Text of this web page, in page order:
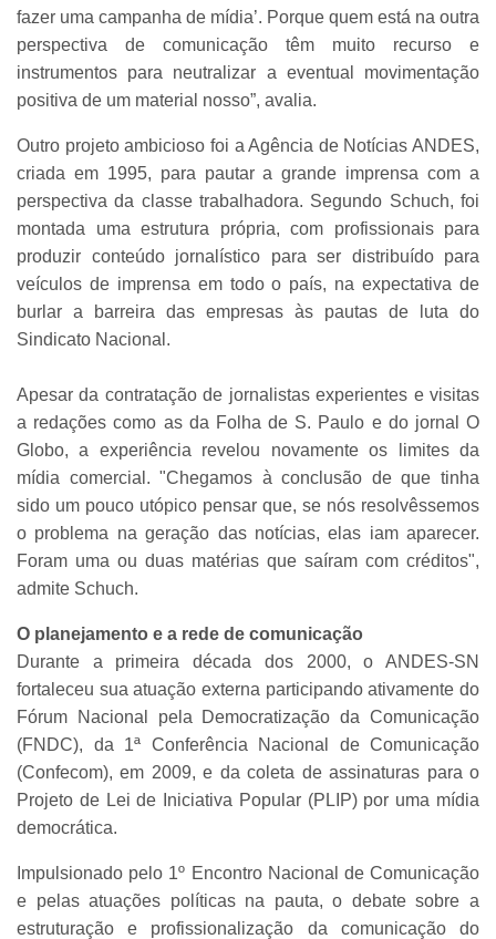
fazer uma campanha de mídia’. Porque quem está na outra
perspectiva de comunicação têm muito recurso e
instrumentos para neutralizar a eventual movimentação
positiva de um material nosso”, avalia.
Outro projeto ambicioso foi a Agência de Notícias ANDES,
criada em 1995, para pautar a grande imprensa com a
perspectiva da classe trabalhadora. Segundo Schuch, foi
montada uma estrutura própria, com profissionais para
produzir conteúdo jornalístico para ser distribuído para
veículos de imprensa em todo o país, na expectativa de
burlar a barreira das empresas às pautas de luta do
Sindicato Nacional.
Apesar da contratação de jornalistas experientes e visitas
a redações como as da Folha de S. Paulo e do jornal O
Globo, a experiência revelou novamente os limites da
mídia comercial. "Chegamos à conclusão de que tinha
sido um pouco utópico pensar que, se nós resolvêssemos
o problema na geração das notícias, elas iam aparecer.
Foram uma ou duas matérias que saíram com créditos",
admite Schuch.
O planejamento e a rede de comunicação
Durante a primeira década dos 2000, o ANDES-SN
fortaleceu sua atuação externa participando ativamente do
Fórum Nacional pela Democratização da Comunicação
(FNDC), da 1ª Conferência Nacional de Comunicação
(Confecom), em 2009, e da coleta de assinaturas para o
Projeto de Lei de Iniciativa Popular (PLIP) por uma mídia
democrática.
Impulsionado pelo 1º Encontro Nacional de Comunicação
e pelas atuações políticas na pauta, o debate sobre a
estruturação e profissionalização da comunicação do